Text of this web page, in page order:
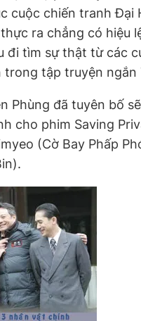
cuộc chiến tranh
ra chẳng có
đi tìm sự thật từ các
tập truyện ngắn
Phùng đã tuyên bố
cho phim Saving
(Cờ Bay Phấp